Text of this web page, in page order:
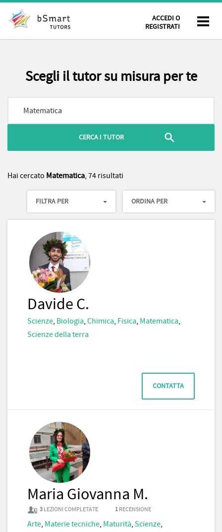
ACCEDI O
REGISTRATI
Scegli il tutor su misura per te
Hai cercato Matematica, 74 risultati
ORDINA PER
FILTRA PER
Davide C.
Scienze, Biologia, Chimica, Fisica, Matematica,
Scienze della terra
CONTATTA
Maria Giovanna M.
3 LEZIONI COMPLETATE 1 RECENSIONE
Arte, Materie tecniche, Maturità, Scienze,